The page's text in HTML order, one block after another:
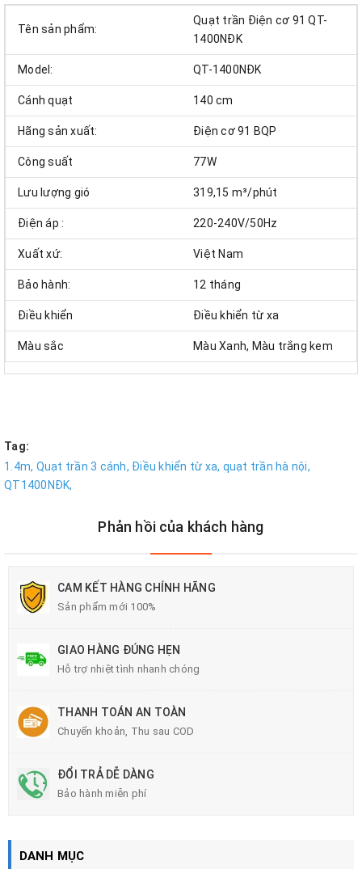
Tên sản phẩm:
Quạt trần Điện cơ 91 QT-
1400NĐK
Model: QT-1400NĐK
Cánh quạt 140 cm
Hãng sản xuất: Điện cơ 91 BQP
Công suất 77W
Lưu lượng gió 319,15 m³/phút
Điện áp : 220-240V/50Hz
Xuất xứ: Việt Nam
Bảo hành: 12 tháng
Điều khiển Điều khiển từ xa
Màu sắc Màu Xanh, Màu trắng kem
Tag:
1.4m, Quạt trần 3 cánh, Điều khiển từ xa, quạt trần hà nội,
QT1400NĐK,
Phản hồi của khách hàng
CAM KẾT HÀNG CHÍNH HÃNG
Sản phẩm mới 100%
GIAO HÀNG ĐÚNG HẸN
Hỗ trợ nhiệt tình nhanh chóng
THANH TOÁN AN TOÀN
Chuyển khoản, Thu sau COD
ĐỔI TRẢ DỄ DÀNG
Bảo hành miễn phí
DANH MỤC